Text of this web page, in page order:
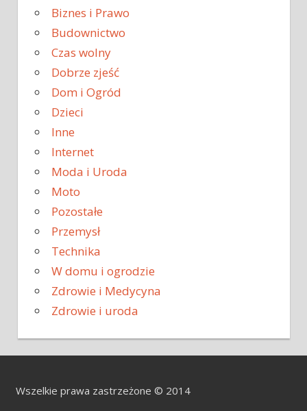
Biznes i Prawo
Budownictwo
Czas wolny
Dobrze zjeść
Dom i Ogród
Dzieci
Inne
Internet
Moda i Uroda
Moto
Pozostałe
Przemysł
Technika
W domu i ogrodzie
Zdrowie i Medycyna
Zdrowie i uroda
Wszelkie prawa zastrzeżone © 2014